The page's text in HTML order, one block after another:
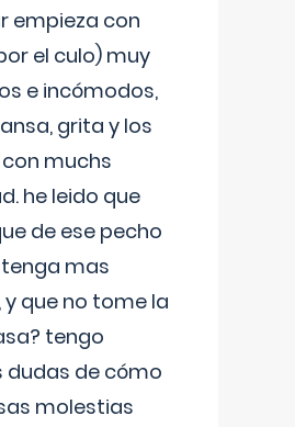
empieza con
el culo) muy
e incómodos,
grita y los
muchs
he leido que
de ese pecho
mas
que no tome la
tengo
dudas de cómo
molestias